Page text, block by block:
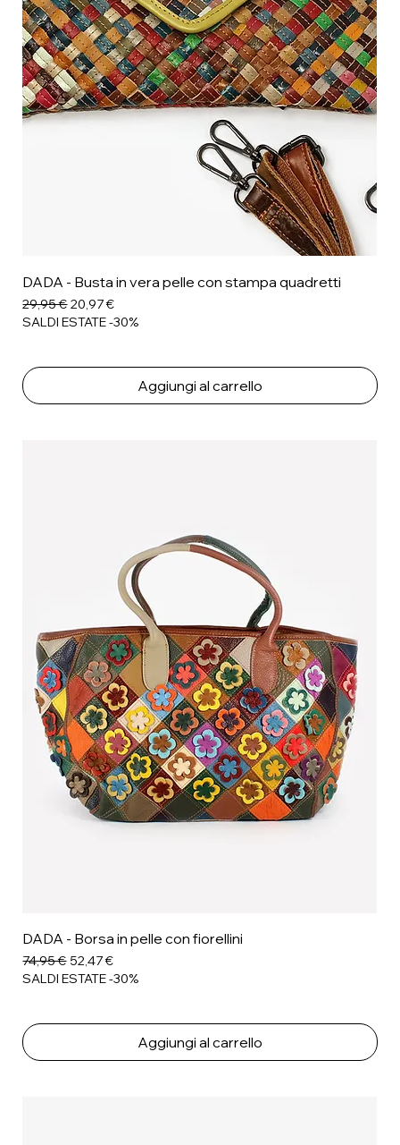
DADA - Busta in vera pelle con stampa quadretti
Prezzo regolare
29,95 €Prezzo scontato
20,97 €
SALDI ESTATE -30%
Aggiungi al carrello
DADA - Borsa in pelle con fiorellini
Prezzo regolare
74,95 € Prezzo scontato
52,47 €
SALDI ESTATE -30%
Aggiungi al carrello